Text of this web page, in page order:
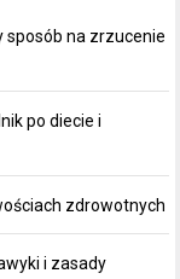
sposób na zrzucenie
po diecie i
zdrowotnych
i zasady